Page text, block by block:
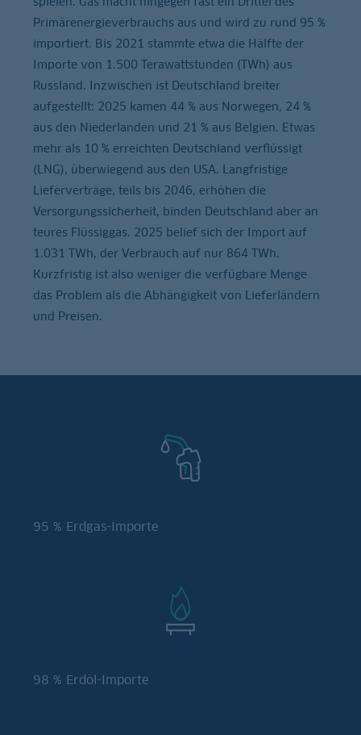
Primärenergieverbrauchs aus und wird zu rund 95 %
importiert. Bis 2021 stammte etwa die Hälfte der
Importe von 1.500 Terawattstunden (TWh) aus
Russland. Inzwischen ist Deutschland breiter
aufgestellt: 2025 kamen 44 % aus Norwegen, 24 %
aus den Niederlanden und 21 % aus Belgien. Etwas
mehr als 10 % erreichten Deutschland verflüssigt
(LNG), überwiegend aus den USA. Langfristige
Lieferverträge, teils bis 2046, erhöhen die
Versorgungssicherheit, binden Deutschland aber an
teures Flüssiggas. 2025 belief sich der Import auf
1.031 TWh, der Verbrauch auf nur 864 TWh.
Kurzfristig ist also weniger die verfügbare Menge
das Problem als die Abhängigkeit von Lieferländern
und Preisen.
95 % Erdgas-Importe
98 % Erdöl-Importe